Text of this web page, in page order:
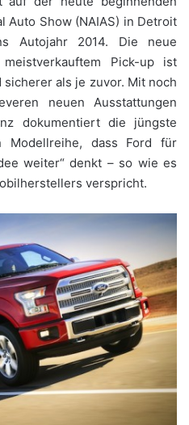
Auto Show (NAIAS) in Detroit
Autojahr 2014. Die neue
Pick-up ist
als je zuvor. Mit noch
neuen Ausstattungen
dokumentiert die jüngste
Modellreihe, dass Ford für
weiter“ denkt – so wie es
verspricht.